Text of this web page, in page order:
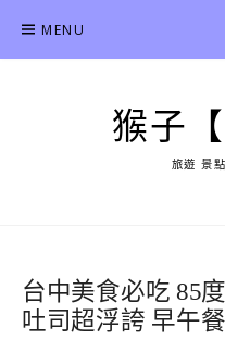
content
MENU
猴子
旅遊 景
台中美食必吃 85
吐司超浮誇 早午